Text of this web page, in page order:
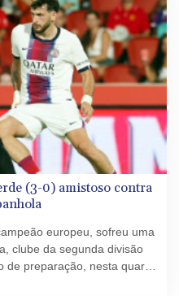
(3-0) amistoso contra
europeu, sofreu uma
clube da segunda divisão
preparação, nesta quarta-
Palma.